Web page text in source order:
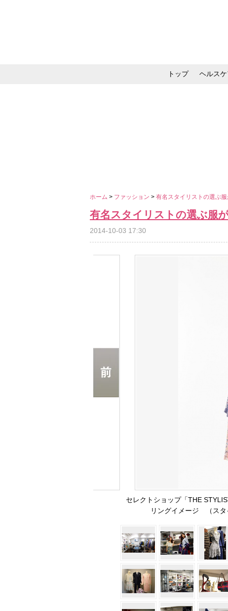
トップ ヘルスケ
ホーム > ファッション > 有名スタイリストの選ぶ
有名スタイリストの選ぶ服
2014-10-03 17:30
セレクトショップ「THE
リングイメージ （スタ